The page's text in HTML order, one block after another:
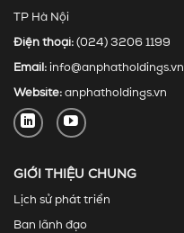
TP Hà Nội
Điện thoại: (024) 3206 1199
Email: info@anphatholdings.vn
Website: anphatholdings.vn
GIỚI THIỆU CHUNG
Lịch sử phát triển
Ban lãnh đạo